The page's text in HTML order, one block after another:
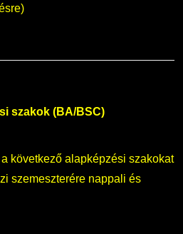
szakok (BA/BSC)
következő alapképzési szakokat
szemeszterére nappali és